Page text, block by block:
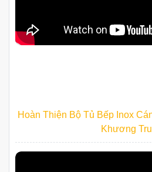
Hoàn Thiện Bộ Tủ Bếp Inox
Khương